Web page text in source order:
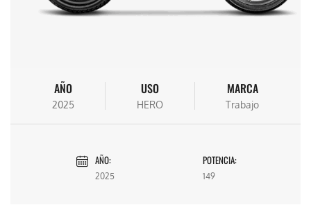
AÑO
2025
USO
HERO
MARCA
Trabajo
AÑO:
2025
POTENCIA:
149